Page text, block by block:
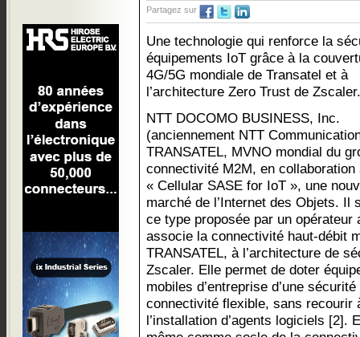
Partagez sur
Une technologie qui renforce la
équipements IoT grâce à la
4G/5G mondiale de Transatel et à
l’architecture Zero Trust de Zscaler.
NTT DOCOMO BUSINESS, Inc.
(anciennement NTT
TRANSATEL, MVNO mondial du
connectivité M2M, en
« Cellular SASE for IoT », une
marché de l’Internet des Objets. Il
ce type proposée par un opérateur
associe la connectivité haut-débit
TRANSATEL, à l’architecture de
Zscaler. Elle permet de doter
mobiles d’entreprise d’une
connectivité flexible, sans recourir
l’installation d’agents logiciels [2].